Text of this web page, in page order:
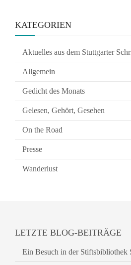
KATEGORIEN
Aktuelles aus dem Stuttgarter
Allgemein
Gedicht des Monats
Gelesen, Gehört, Gesehen
On the Road
Presse
Wanderlust
LETZTE BLOG-BEITRÄGE
Ein Besuch in der Stiftsbibliothek